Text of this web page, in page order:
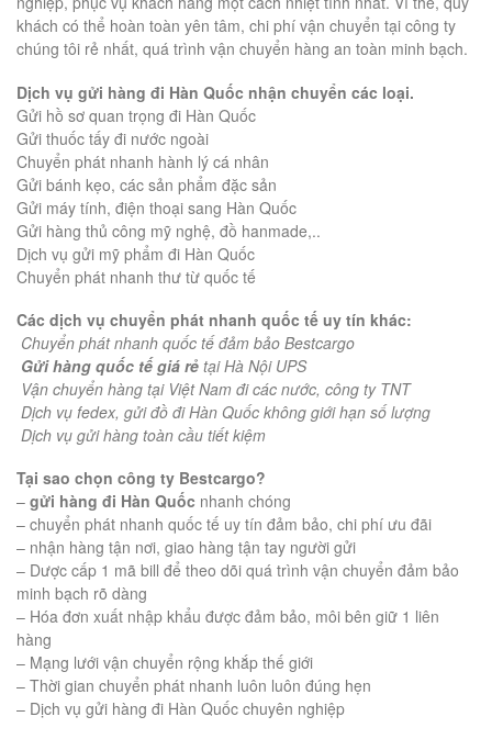
khách có thể hoàn toàn yên tâm, chi phí vận chuyển tại công ty
chúng tôi rẻ nhất, quá trình vận chuyển hàng an toàn minh bạch.
Dịch vụ gửi hàng đi Hàn Quốc nhận chuyển các loại.
Gửi hồ sơ quan trọng đi Hàn Quốc
Gửi thuốc tấy đi nước ngoài
Chuyển phát nhanh hành lý cá nhân
Gửi bánh kẹo, các sản phẩm đặc sản
Gửi máy tính, điện thoại sang Hàn Quốc
Gửi hàng thủ công mỹ nghệ, đồ hanmade,..
Dịch vụ gửi mỹ phẩm đi Hàn Quốc
Chuyển phát nhanh thư từ quốc tế
Các dịch vụ chuyển phát nhanh quốc tế uy tín khác:
Chuyển phát nhanh quốc tế đảm bảo Bestcargo
Gửi hàng quốc tế giá rẻ tại Hà Nội UPS
Vận chuyển hàng tại Việt Nam đi các nước, công ty TNT
Dịch vụ fedex, gửi đồ đi Hàn Quốc không giới hạn số lượng
Dịch vụ gửi hàng toàn cầu tiết kiệm
Tại sao chọn công ty Bestcargo?
– gửi hàng đi Hàn Quốc nhanh chóng
– chuyển phát nhanh quốc tế uy tín đảm bảo, chi phí ưu đãi
– nhận hàng tận nơi, giao hàng tận tay người gửi
– Dược cấp 1 mã bill để theo dõi quá trình vận chuyển đảm bảo
minh bạch rõ dàng
– Hóa đơn xuất nhập khẩu được đảm bảo, môi bên giữ 1 liên
hàng
– Mạng lưới vận chuyển rộng khắp thế giới
– Thời gian chuyển phát nhanh luôn luôn đúng hẹn
– Dịch vụ gửi hàng đi Hàn Quốc chuyên nghiệp